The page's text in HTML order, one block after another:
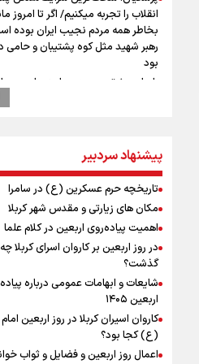
انقلاب را تجربه میکنیم/ اگر تا امروز
بخاطر همه‌ مردم نجیب ایران بوده
رهبر شهید مثل کوه پشتیبان و حامی
بود
راویان عشق در مرز مهران؛ روایت
رسانه‌ای اربعین از قاب دوربین
انتظار سیگنال هرمز / دلار
یا طلا صعودی می‌ماند؟
پزشکیان: فلسطین هرگز از اولویت
خارجی ایران خارج نخواهد شد/ از هر
رهبران فلسطینی در روند مذاکرات
می‌کنیم
عملیات تجهیز کتابخانه روستای هدف
گردشگری ریاب به پایان رسید
ترس نتانیاهو از ترور
فرود یک بالگرد در بیمارستان رمبام
اشغالی در پی هلاکت ۲ نظامی
پیشنهاد سردبیر
تاریخچه حرم عسکرین (ع) در سامرا
مکان های زیارتی و مقدس شهر کربلا
اهمیت پیاده‌روی اربعین در کلام علما
در روز اربعین بر کاروان اسرای کربلا چه
گذشت؟
شایعات و ابهامات عمومی درباره
اربعین ۱۴۰۵
کاروان اسیران کربلا در روز اربعین
(ع) کجا بود؟
اعمال روز اربعین و فضایل و ثواب